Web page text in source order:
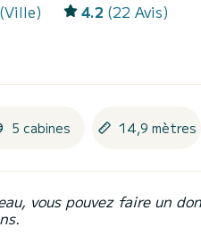
4.2 (22 Avis)
5 cabines 14,9 mètres
vous pouvez faire un